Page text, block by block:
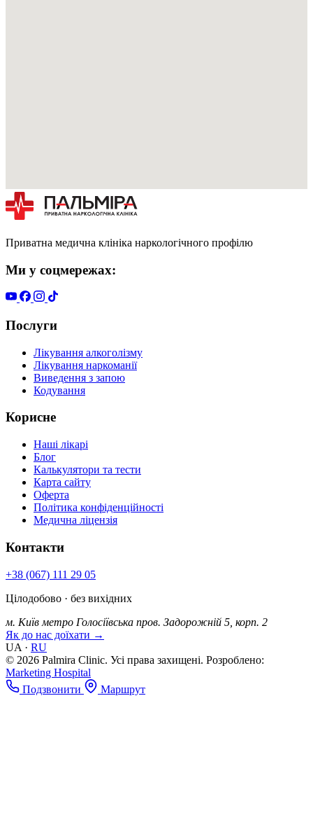
Приватна медична клініка наркологічного профілю
Ми у соцмережах:
Послуги
Лікування алкоголізму
Лікування наркоманії
Виведення з запою
Кодування
Корисне
Наші лікарі
Блог
Калькулятори та тести
Карта сайту
Оферта
Політика конфіденційності
Медична ліцензія
Контакти
+38 (067) 111 29 05
Цілодобово · без вихідних
м. Київ метро Голосіївська пров. Задорожній 5, корп. 2
Як до нас доїхати →
UA · RU
© 2026 Palmira Clinic. Усі права захищені. Розроблено:
Marketing Hospital
Подзвонити
Маршрут